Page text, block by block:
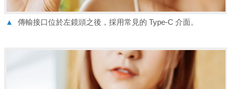
▲ 傳輸接口位於左鏡頭之後，採用常見的 Type-C 介面。